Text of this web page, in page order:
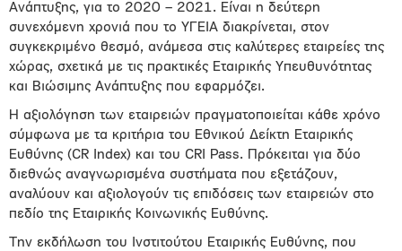
Ανάπτυξης, για το 2020 – 2021. Είναι η δεύτερη
συνεχόμενη χρονιά που το ΥΓΕΙΑ διακρίνεται, στον
συγκεκριμένο θεσμό, ανάμεσα στις καλύτερες εταιρείες της
χώρας, σχετικά με τις πρακτικές Εταιρικής Υπευθυνότητας
και Βιώσιμης Ανάπτυξης που εφαρμόζει.
Η αξιολόγηση των εταιρειών πραγματοποιείται κάθε χρόνο
σύμφωνα με τα κριτήρια του Εθνικού Δείκτη Εταιρικής
Ευθύνης (CR Index) και του CRI Pass. Πρόκειται για δύο
διεθνώς αναγνωρισμένα συστήματα που εξετάζουν,
αναλύουν και αξιολογούν τις επιδόσεις των εταιρειών στο
πεδίο της Εταιρικής Κοινωνικής Ευθύνης.
Την εκδήλωση του Ινστιτούτου Εταιρικής Ευθύνης, που